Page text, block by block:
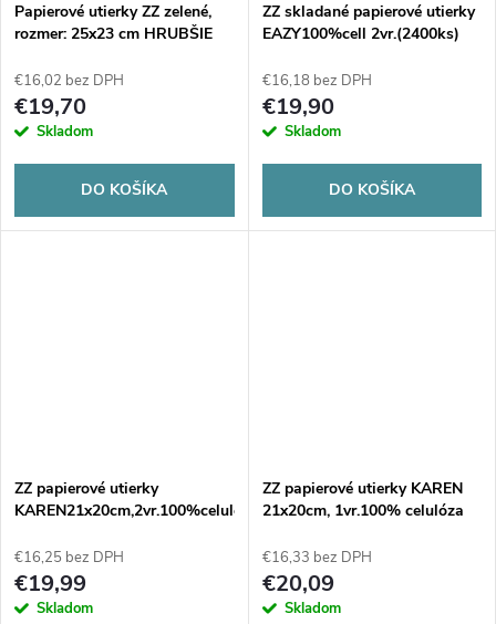
Papierové utierky ZZ zelené,
rozmer: 25x23 cm HRUBŠIE
€16,02 bez DPH
€19,70
Skladom
DO KOŠÍKA
ZZ skladané papierové utierky
EAZY100%cell 2vr.(2400ks)
€16,18 bez DPH
€19,90
Skladom
DO KOŠÍKA
ZZ papierové utierky
KAREN21x20cm,2vr.100%celulóza
€16,25 bez DPH
€19,99
Skladom
ZZ papierové utierky KAREN
21x20cm, 1vr.100% celulóza
€16,33 bez DPH
€20,09
Skladom